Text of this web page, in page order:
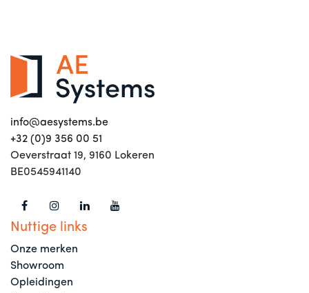
info@aesystems.be
+32 (0)9 356 00 51
Oeverstraat 19, 9160 Lokeren
BE0545941140
Nuttige links
Onze merken
Showroom
Opleidingen